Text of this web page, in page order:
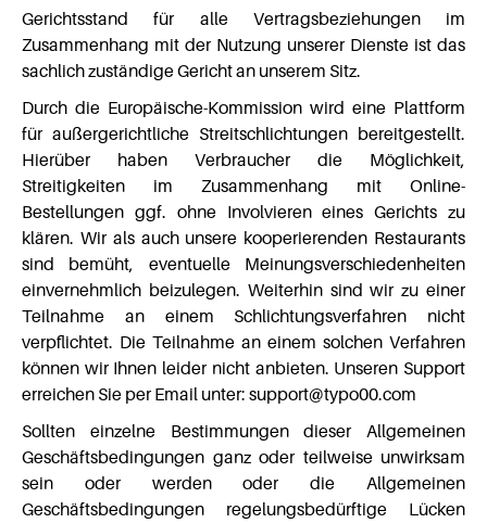
Gerichtsstand für alle Vertragsbeziehungen im
Zusammenhang mit der Nutzung unserer Dienste ist das
sachlich zuständige Gericht an unserem Sitz.
Durch die Europäische-Kommission wird eine Plattform
für außergerichtliche Streitschlichtungen bereitgestellt.
Hierüber haben Verbraucher die Möglichkeit,
Streitigkeiten im Zusammenhang mit Online-
Bestellungen ggf. ohne Involvieren eines Gerichts zu
klären. Wir als auch unsere kooperierenden Restaurants
sind bemüht, eventuelle Meinungsverschiedenheiten
einvernehmlich beizulegen. Weiterhin sind wir zu einer
Teilnahme an einem Schlichtungsverfahren nicht
verpflichtet. Die Teilnahme an einem solchen Verfahren
können wir Ihnen leider nicht anbieten. Unseren Support
erreichen Sie per Email unter: support@typo00.com
Sollten einzelne Bestimmungen dieser Allgemeinen
Geschäftsbedingungen ganz oder teilweise unwirksam
sein oder werden oder die Allgemeinen
Geschäftsbedingungen regelungsbedürftige Lücken